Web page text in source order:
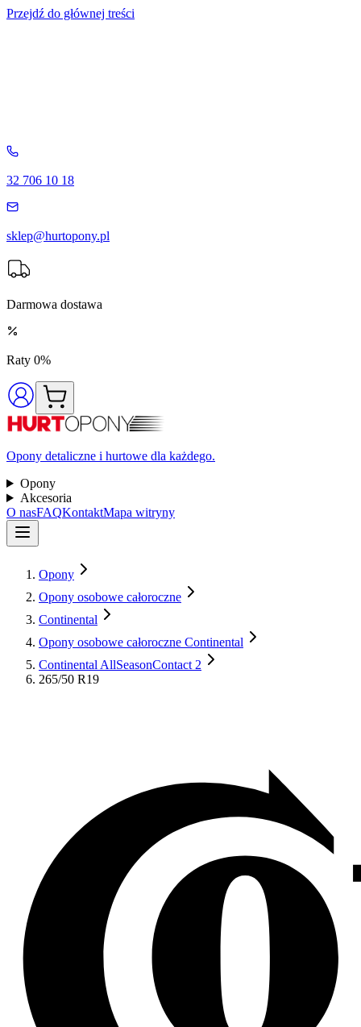
Przejdź do głównej treści
32 706 10 18
sklep@hurtopony.pl
Darmowa dostawa
Raty 0%
Opony detaliczne i hurtowe dla każdego.
Opony
Akcesoria
O nasFAQKontaktMapa witryny
Opony
Opony osobowe całoroczne
Continental
Opony osobowe całoroczne Continental
Continental AllSeasonContact 2
265/50 R19